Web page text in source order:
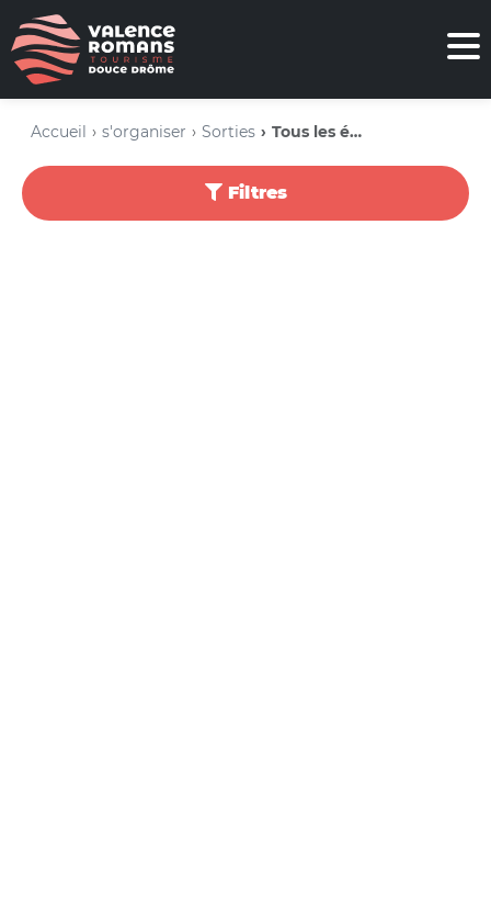
Accueil s'organiser Sorties Tous les événements
Filtres